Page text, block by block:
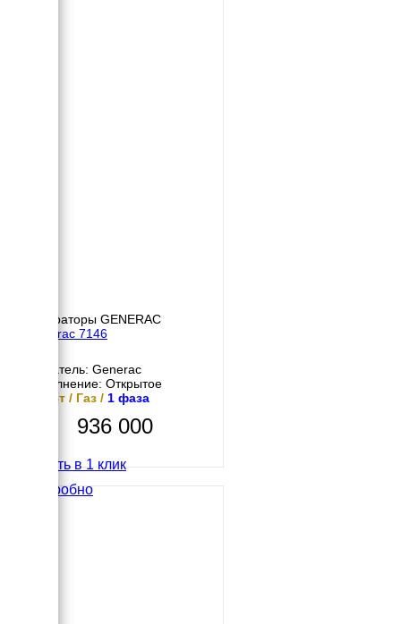
Генераторы GENERAC
Generac 7146
Двигатель: Generac
Исполнение: Открытое
13 кВт / Газ / 1 фаза
936 000
Купить в 1 клик
Подробно